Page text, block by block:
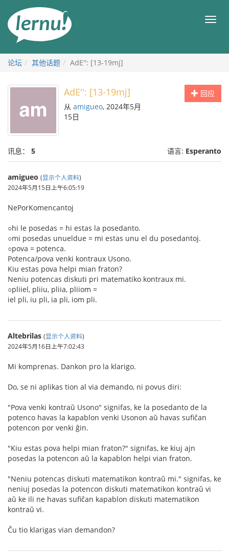
目
论坛 其他话题 AdE'': [13-19mj]
回应
AdE'': [13-19mj]
从 amigueo, 2024年5月
15日
讯息： 5 语言: Esperanto
amigueo (显示个人资料)
2024年5月15日上午6:05:19
NePorKomencantoj
○hi le posedas = hi estas la posedanto.
○mi posedas unueldue = mi estas unu el du posedantoj.
○pova = potenca.
Potenca/pova venki kontraux Usono.
Kiu estas pova helpi mian fraton?
Neniu potencas diskuti pri matematiko kontraux mi.
○pliiel, pliiu, pliia, pliiom =
iel pli, iu pli, ia pli, iom pli.
Altebrilas (显示个人资料)
2024年5月16日上午7:02:43
Mi komprenas. Dankon pro la klarigo.
Do, se ni aplikas tion al via demando, ni povus diri:
"Pova venki kontraŭ Usono" signifas, ke la posedanto de la
potenco havas la kapablon venki Usonon aŭ havas sufiĉan
potencon por venki ĝin.
"Kiu estas pova helpi mian fraton?" signifas, ke kiuj ajn
posedas la potencon aŭ la kapablon helpi vian fraton.
"Neniu potencas diskuti matematikon kontraŭ mi." signifas, ke
neniuj posedas la potencon diskuti matematikon kontraŭ vi
aŭ ke ili ne havas sufiĉan kapablon diskuti matematikon
kontraŭ vi.
Ĉu tio klarigas vian demandon?